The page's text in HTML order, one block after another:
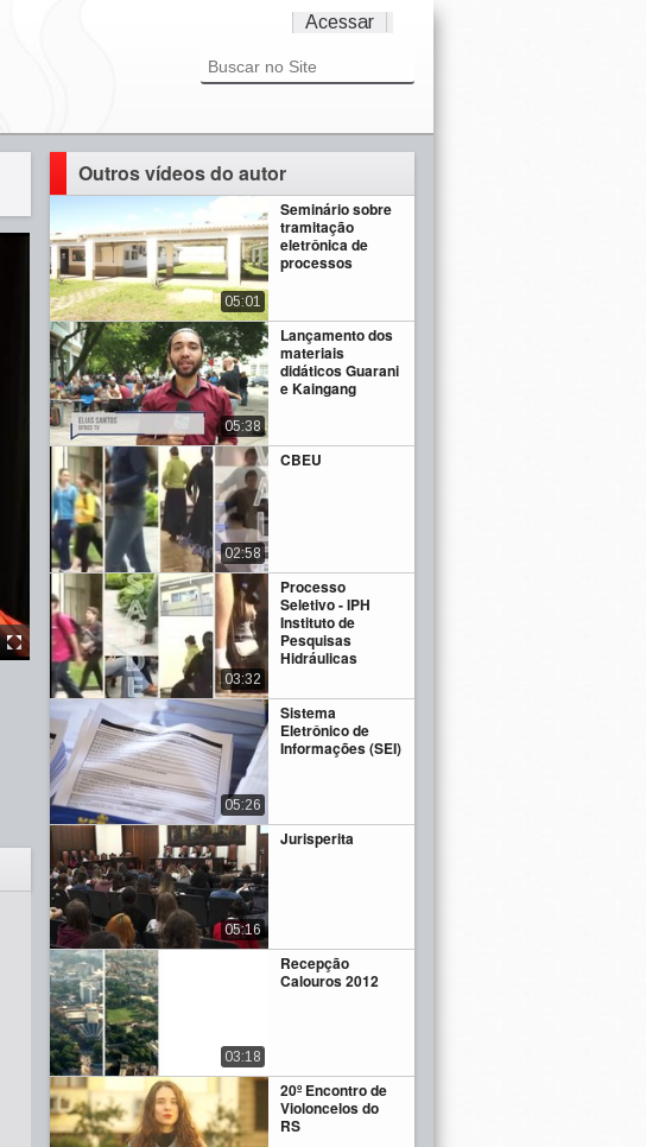
Acessar
Outros vídeos do autor
Seminário sobre
tramitação
eletrônica de
processos
05:01
Lançamento dos
materiais
didáticos Guarani
e Kaingang
05:38
CBEU
02:58
Processo
Seletivo - IPH
Instituto de
Pesquisas
Hidráulicas
03:32
Sistema
Eletrônico de
Informações (SEI)
05:26
Jurisperita
05:16
Recepção
Calouros 2012
03:18
20º Encontro de
Violoncelos do
RS